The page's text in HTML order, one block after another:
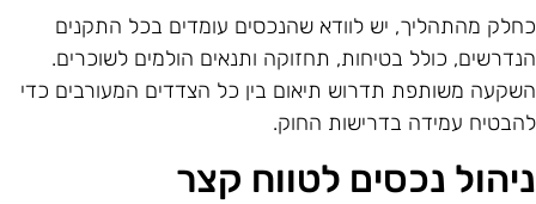
מהתהליך, יש לוודא שהנכסים עומדים בכל התקנים
כולל בטיחות, תחזוקה ותנאים הולמים לשוכרים.
משותפת תדרוש תיאום בין כל הצדדים המעורבים כדי
עמידה בדרישות החוק.
נכסים לטווח קצר